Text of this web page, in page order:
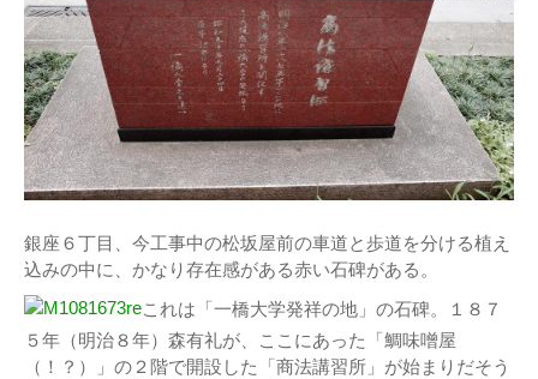
銀座６丁目、今工事中の松坂屋前の車道と歩道を分ける植え
込みの中に、かなり存在感がある赤い石碑がある。
これは「一橋大学発祥の地」の石碑。１８７
５年（明治８年）森有礼が、ここにあった「鯛味噌屋
（！？）」の２階で開設した「商法講習所」が始まりだそう